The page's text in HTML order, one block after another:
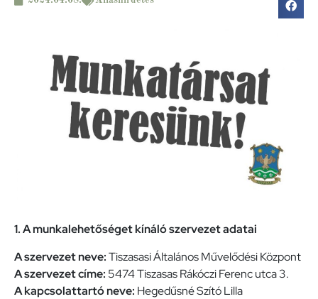
1. A munkalehetőséget kínáló szervezet adatai
A szervezet neve:Tiszasasi Általános Művelődési Központ
A szervezet címe: 5474 Tiszasas Rákóczi Ferenc utca 3.
A kapcsolattartó neve: Hegedűsné Szító Lilla